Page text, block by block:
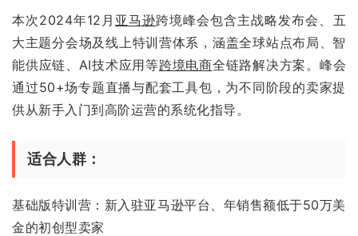
本次2024年12月 亚马逊跨境峰会包含主战略发布会、五
大主题分会场及线上特训营体系，涵盖全球站点布局、智
能供应链、AI技术应用等跨境电商全链路解决方案。峰会
通过50+场专题直播与配套工具包，为不同阶段的卖家提
供从新手入门到高阶运营的系统化指导。
适合人群：
基础版特训营：新入驻亚马逊平台、年销售额低于50万美
金的初创型卖家